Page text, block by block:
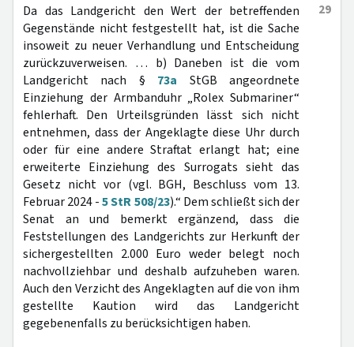
29
Da das Landgericht den Wert der betreffenden
Gegenstände nicht festgestellt hat, ist die Sache
insoweit zu neuer Verhandlung und Entscheidung
zurückzuverweisen. … b) Daneben ist die vom
Landgericht nach § 73a StGB angeordnete
Einziehung der Armbanduhr „Rolex Submariner“
fehlerhaft. Den Urteilsgründen lässt sich nicht
entnehmen, dass der Angeklagte diese Uhr durch
oder für eine andere Straftat erlangt hat; eine
erweiterte Einziehung des Surrogats sieht das
Gesetz nicht vor (vgl. BGH, Beschluss vom 13.
Februar 2024 -5 StR 508/23).“ Dem schließt sich der
Senat an und bemerkt ergänzend, dass die
Feststellungen des Landgerichts zur Herkunft der
sichergestellten 2.000 Euro weder belegt noch
nachvollziehbar und deshalb aufzuheben waren.
Auch den Verzicht des Angeklagten auf die von ihm
gestellte Kaution wird das Landgericht
gegebenenfalls zu berücksichtigen haben.